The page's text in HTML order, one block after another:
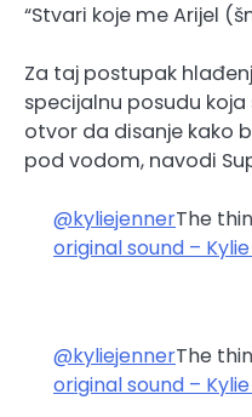
“Stvari koje me Arijel
Za taj postupak
specijalnu posudu koja
otvor da disanje kako
pod vodom, navodi
@kyliejennerThe
original sound –
@kyliejennerThe
original sound –